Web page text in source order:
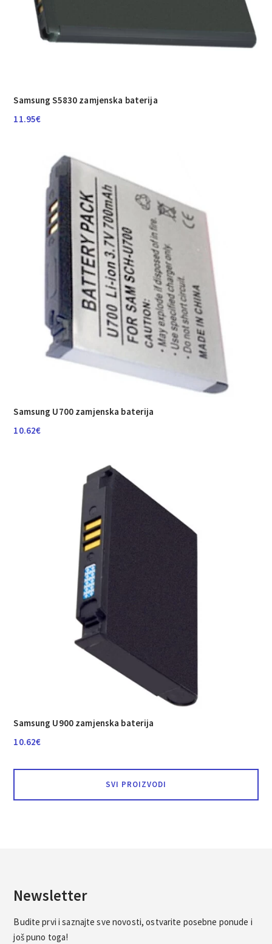
Samsung S5830 zamjenska baterija
11.95€
Samsung U700 zamjenska baterija
10.62€
Samsung U900 zamjenska baterija
10.62€
SVI PROIZVODI
Newsletter
Budite prvi i saznajte sve novosti, ostvarite posebne ponude i
još puno toga!